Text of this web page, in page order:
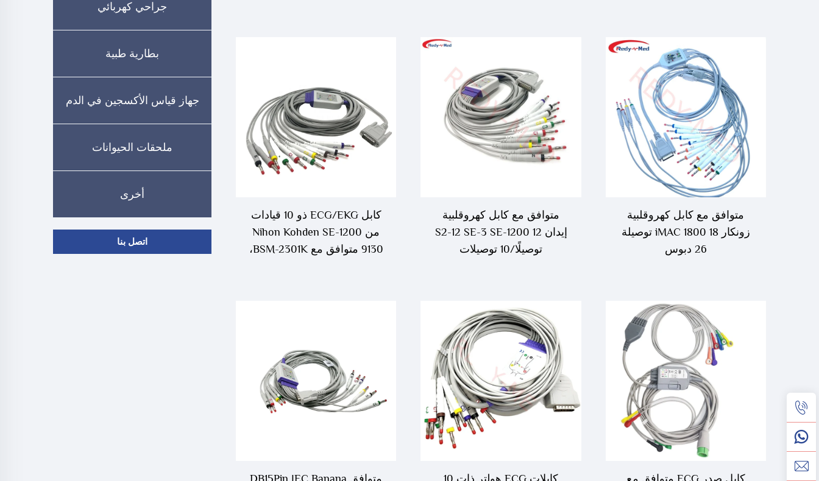
جراحي كهربائي
بطارية طبية
جهاز قياس الأكسجين في الدم
ملحقات الحيوانات
أخرى
اتصل بنا
متوافق مع كابل كهروقلبية
زونكار iMAC 1800 18 توصيلة
26 دبوس
متوافق مع كابل كهروقلبية
إيدان S2-12 SE-3 SE-1200 12
توصيلًا/10 توصيلات
كابل ECG/EKG ذو 10 قيادات
من Nihon Kohden SE-1200
9130 متوافق مع BSM-2301K،